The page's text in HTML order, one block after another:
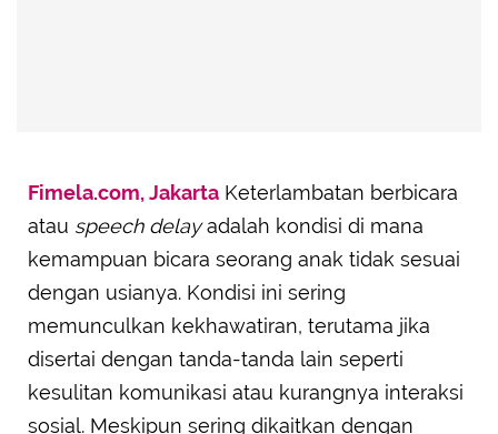
Fimela.com, Jakarta Keterlambatan berbicara
atau speech delayadalah kondisi di mana
kemampuan bicara seorang anak tidak sesuai
dengan usianya. Kondisi ini sering
memunculkan kekhawatiran, terutama jika
disertai dengan tanda-tanda lain seperti
kesulitan komunikasi atau kurangnya interaksi
sosial. Meskipun sering dikaitkan dengan